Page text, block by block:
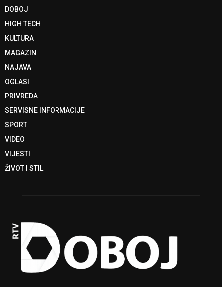
DOBOJ
HIGH TECH
KULTURA
MAGAZIN
NAJAVA
OGLASI
PRIVREDA
SERVISNE INFORMACIJE
SPORT
VIDEO
VIJESTI
ŽIVOT I STIL